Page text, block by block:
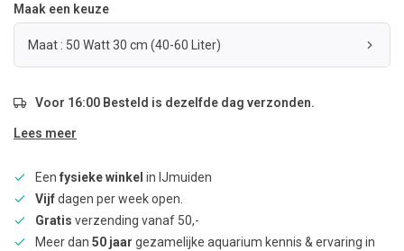
Maak een keuze
Maat : 50 Watt 30 cm (40-60 Liter)
Voor 16:00 Besteld is dezelfde dag verzonden.
Lees meer
Een fysieke winkel in IJmuiden
Vijfdagen per week open.
Gratis verzending vanaf 50,-
Meer dan 50 jaar gezamelijke aquarium kennis & ervaring in